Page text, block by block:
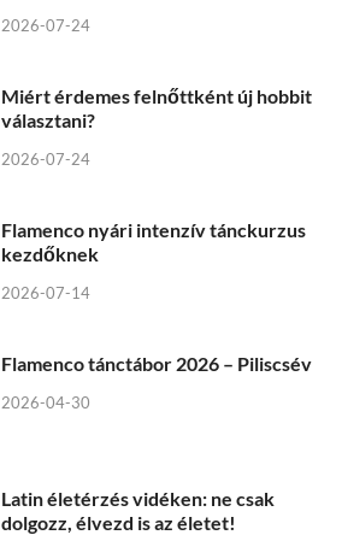
2026-07-24
Miért érdemes felnőttként új hobbit
választani?
2026-07-24
Flamenco nyári intenzív tánckurzus
kezdőknek
2026-07-14
Flamenco tánctábor 2026 – Piliscsév
2026-04-30
Latin életérzés vidéken: ne csak
dolgozz, élvezd is az életet!